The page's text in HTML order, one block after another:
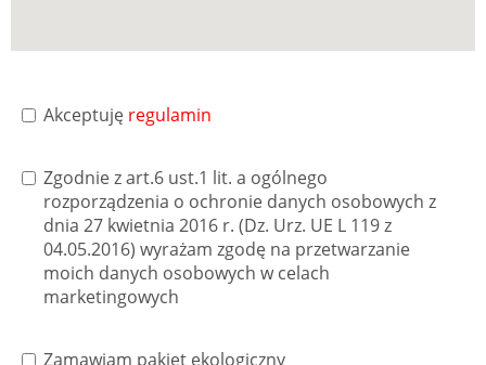
Akceptuję regulamin
Zgodnie z art.6 ust.1 lit. a ogólnego
rozporządzenia o ochronie danych osobowych z
dnia 27 kwietnia 2016 r. (Dz. Urz. UE L 119 z
04.05.2016) wyrażam zgodę na przetwarzanie
moich danych osobowych w celach
marketingowych
Zamawiam pakiet ekologiczny